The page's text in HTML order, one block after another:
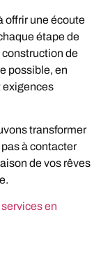
offrir une écoute
étape de
construction de
possible, en
exigences
transformer
à contacter
de vos rêves
en